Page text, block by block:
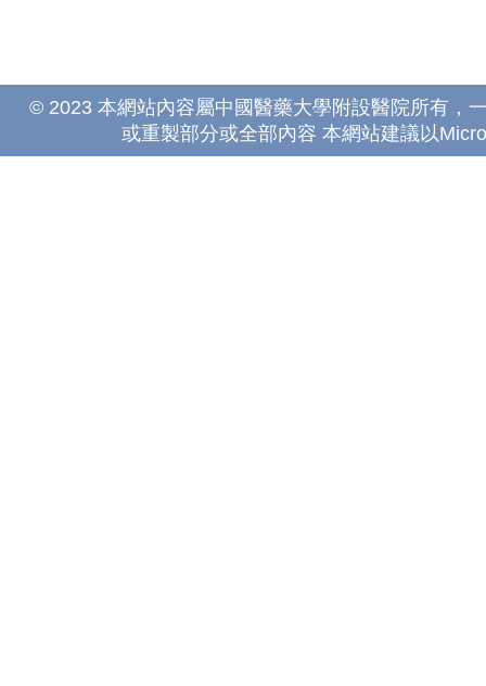
© 2023 本網站內容屬中國醫藥大學附設醫院所有，
或重製部分或全部內容 本網站建議以